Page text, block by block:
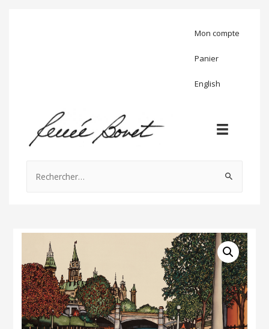
Mon compte
Panier
English